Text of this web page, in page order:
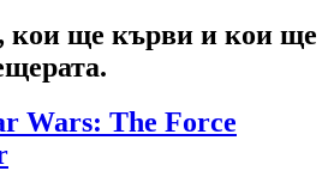
кои ще кърви и кои ще
Wars: The Force